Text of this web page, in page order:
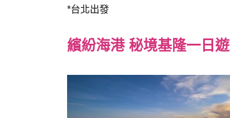
*台北出發
繽紛海港 秘境基隆一日遊